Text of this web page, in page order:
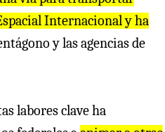
Internacional y ha
y las agencias de
labores clave ha